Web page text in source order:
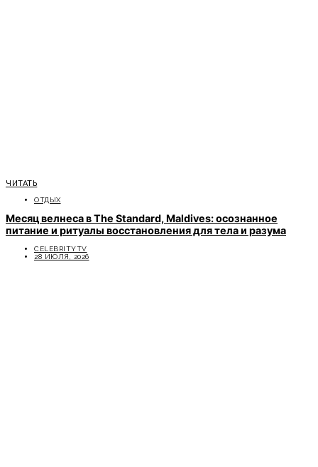
ЧИТАТЬ
ОТДЫХ
Месяц велнеса в The Standard, Maldives: осознанное
питание и ритуалы восстановления для тела и разума
CELEBRITYTV
28 ИЮЛЯ, 2026